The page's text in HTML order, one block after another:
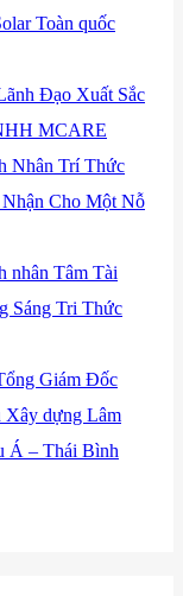
Toàn quốc
Đạo Xuất Sắc
MCARE
Nhân Trí Thức
Cho Một Nỗ
nhân Tâm Tài
Sáng Tri Thức
Giám Đốc
Xây dựng Lâm
Á – Thái Bình